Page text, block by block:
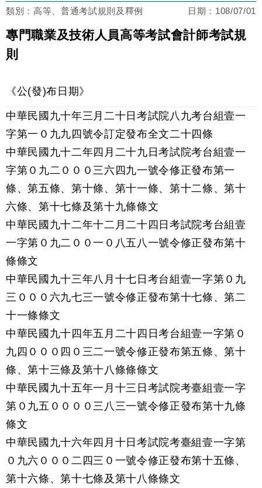
類別：高等、普通考試規則及釋例 日期： 108/07/01
專門職業及技術人員高等考試會計師考試規
則
《公(發)布日期》
中華民國九十年三月二十日考試院八九考台組壹一
字第一０九九四號令訂定發布全文二十四條
中華民國九十二年四月二十九日考試院考台組壹一
字第０九二０００三六四九一號令修正發布第一
條、第五條、第十條、第十一條、第十二條、第十
六條、第十七條及第十九條條文
中華民國九十二年十二月二十四日考試院考台組壹
一字第０九二００一０八五八一號令修正發布第十
條條文
中華民國九十三年八月十七日考台組壹一字第０九
三０００六九七三一號令修正發布第十七條、第二
十一條條文
中華民國九十四年五月二十四日考台組壹一字第０
九四０００四０三二一號令修正發布第五條、第十
條、第十三條及第十八條條條文
中華民國九十五年一月十三日考試院考臺組壹一字
第０九五００００三八三一號令修正發布第十九條
條文
中華民國九十六年四月十日考試院考臺組壹一字第
０九六０００二四三０一號令修正發布第十五條、
第十六條、第十七條及第十八條條文